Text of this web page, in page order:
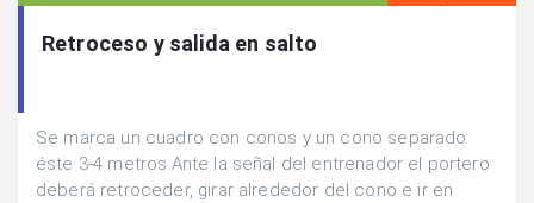
Retroceso y salida en salto
Se marca un cuadro con conos y un cono separado
éste 3-4 metros.Ante la señal del entrenador el portero
deberá retroceder, girar alrededor del cono e ir en